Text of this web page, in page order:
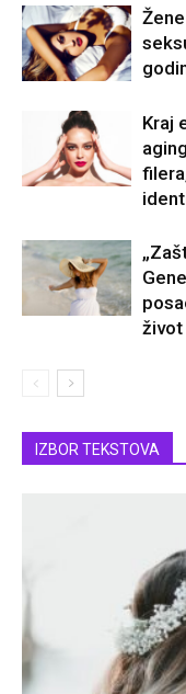
Kraj
život
IZBOR TEKSTOVA